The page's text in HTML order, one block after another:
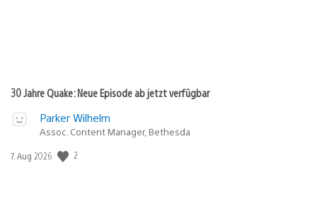
30 Jahre Quake: Neue Episode ab jetzt verfügbar
Parker Wilhelm
Assoc. Content Manager, Bethesda
Veröffentlichungsdatum:
7. Aug 2026 2